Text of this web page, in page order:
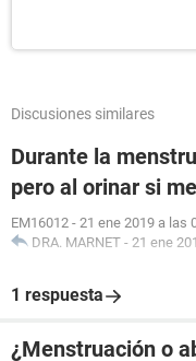
Discusiones similares
Durante la
pero al orinar si
EM16012 - 21 ene 2019 a las
DRA. MARNET - 21 ene
1 respuesta
¿Menstruación o